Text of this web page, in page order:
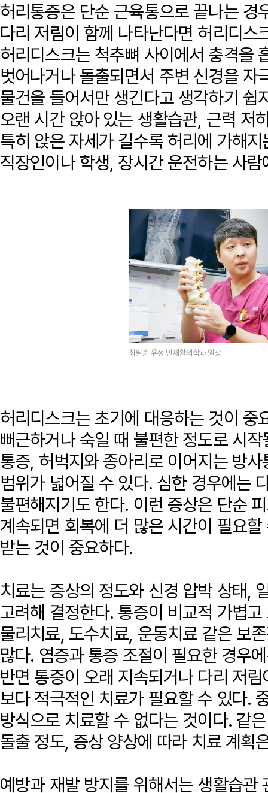
허리통증은 단순 근육통으로 끝나는 경
다리 저림이 함께 나타난다면 허리디스
허리디스크는 척추뼈 사이에서 충격을
벗어나거나 돌출되면서 주변 신경을 자
물건을 들어서만 생긴다고 생각하기 쉽
오랜 시간 앉아 있는 생활습관, 근력 저
특히 앉은 자세가 길수록 허리에 가해
직장인이나 학생, 장시간 운전하는 사
최필순 유성 민재활의학과 원장
허리디스크는 초기에 대응하는 것이 중
뻐근하거나 숙일 때 불편한 정도로 시
통증, 허벅지와 종아리로 이어지는 방
범위가 넓어질 수 있다. 심한 경우에는
불편해지기도 한다. 이런 증상은 단순
계속되면 회복에 더 많은 시간이 필요
받는 것이 중요하다.
치료는 증상의 정도와 신경 압박 상태,
고려해 결정한다. 통증이 비교적 가볍
물리치료, 도수치료, 운동치료 같은 보
많다. 염증과 통증 조절이 필요한 경우
반면 통증이 오래 지속되거나 다리 저
보다 적극적인 치료가 필요할 수 있다.
방식으로 치료할 수 없다는 것이다. 같
돌출 정도, 증상 양상에 따라 치료 계획
예방과 재발 방지를 위해서는 생활습관